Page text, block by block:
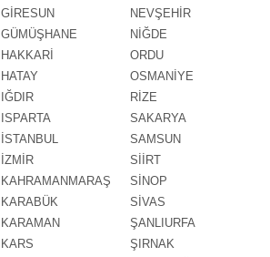
GİRESUN
GÜMÜŞHANE
HAKKARİ
HATAY
IĞDIR
ISPARTA
İSTANBUL
İZMİR
KAHRAMANMARAŞ
KARABÜK
KARAMAN
KARS
NEVŞEHİR
NİĞDE
ORDU
OSMANİYE
RİZE
SAKARYA
SAMSUN
SİİRT
SİNOP
SİVAS
ŞANLIURFA
ŞIRNAK